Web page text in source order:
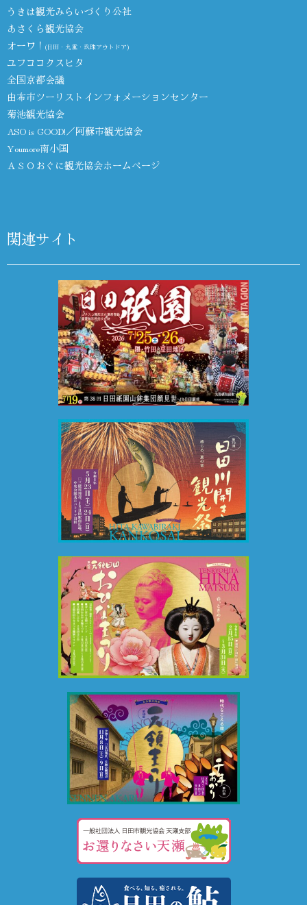
うきは観光みらいづくり公社
あさくら観光協会
オーワ！ (日田・九重・玖珠アウトドア)
ユフココクスヒタ
全国京都会議
由布市ツーリストインフォメーションセンター
菊池観光協会
ASO is GOOD!／阿蘇市観光協会
Youmore南小国
ＡＳＯおぐに観光協会ホームページ
関連サイト